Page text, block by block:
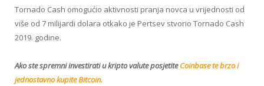
Tornado Cash omogućio aktivnosti pranja novca u vrijednosti od
više od 7 milijardi dolara otkako je Pertsev stvorio Tornado Cash
2019. godine.
Ako ste spremni investirati u kripto valute posjetiteCoinbase te brzo i
jednostavno kupite Bitcoin.